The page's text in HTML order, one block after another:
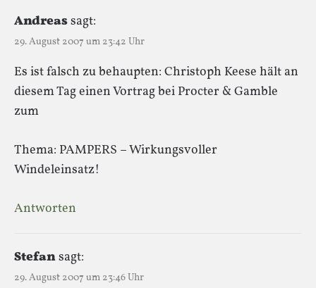
Andreassagt:
29. August 2007 um 23:42 Uhr
Es ist falsch zu behaupten: Christoph Keese hält an
diesem Tag einen Vortrag bei Procter & Gamble
zum
Thema: PAMPERS – Wirkungsvoller
Windeleinsatz!
Antworten
Stefansagt:
29. August 2007 um 23:46 Uhr